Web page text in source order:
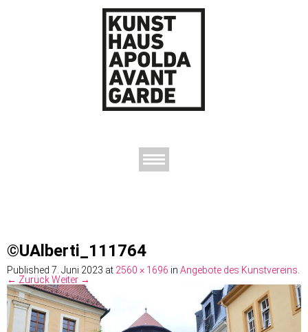
©UAlberti_111764
Published 7. Juni 2023 at 2560 × 1696 in Angebote des Kunstvereins.
← ZurückWeiter →